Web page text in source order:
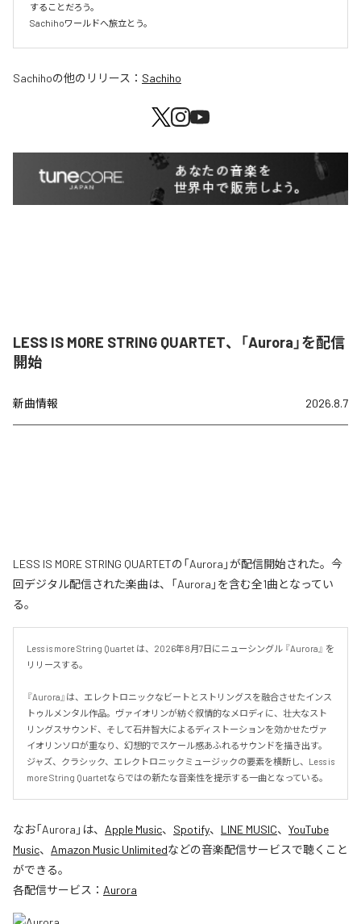
することだろう。
Sachihoワールドへ旅立とう。
Sachihoの他のリリース： Sachiho
LESS IS MORE STRING QUARTET、「Aurora」を配信
開始
新曲情報 2026.8.7
LESS IS MORE STRING QUARTETの「Aurora」が配信開始された。今
回デジタル配信された楽曲は、「Aurora」を含む全1曲となってい
る。
Less is more String Quartet は、2026年8月7日にニューシングル 『Aurora』 を
リリースする。
『Aurora』は、エレクトロニックなビートとストリングスを融合させたインス
トゥルメンタル作品。ヴァイオリンが紡ぐ叙情的なメロディに、壮大なスト
リングスサウンド、そして石井智大によるディストーションを効かせたヴァ
イオリンソロが重なり、幻想的でスケール感あふれるサウンドを描き出す。
ジャズ、クラシック、エレクトロニックミュージックの要素を横断し、Less is
more String Quartetならではの新たな音楽性を提示する一曲となっている。
なお「Aurora 」は、 Apple Music、 Spotify、 LINE MUSIC、 YouTube
Music、 Amazon Music Unlimitedなどの音楽配信サービスで聴くこと
ができる。
各配信サービス： Aurora